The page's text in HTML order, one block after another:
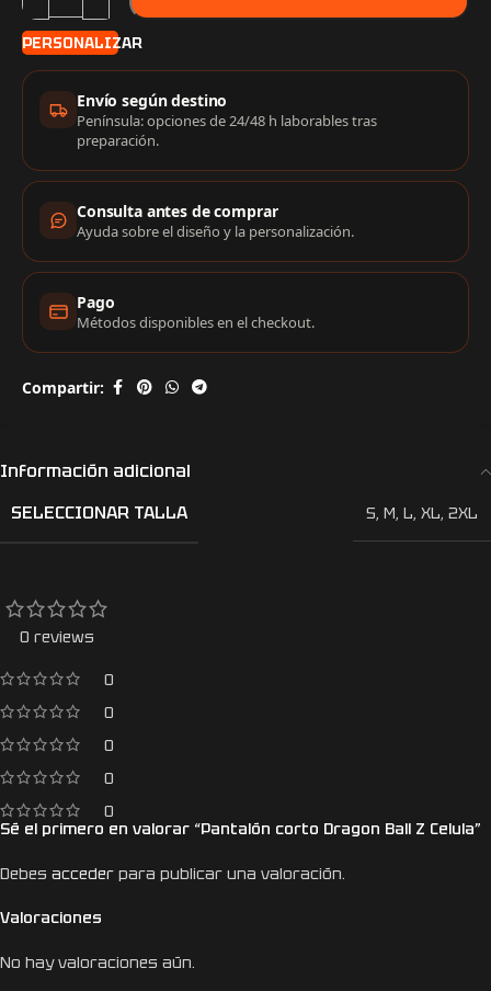
PERSONALIZAR
Información de compra
Envío según destino
Península: opciones de 24/48 h laborables tras
preparación.
Consulta antes de comprar
Ayuda sobre el diseño y la personalización.
Pago
Métodos disponibles en el checkout.
Compartir:
Información adicional
SELECCIONAR TALLA
S, M, L, XL, 2XL
0 reviews
0
0
0
0
0
Valoraciones
No hay valoraciones aún.
Sé el primero en valorar “Pantalón corto Dragon Ball Z Celula”
Debes acceder para publicar una valoración.